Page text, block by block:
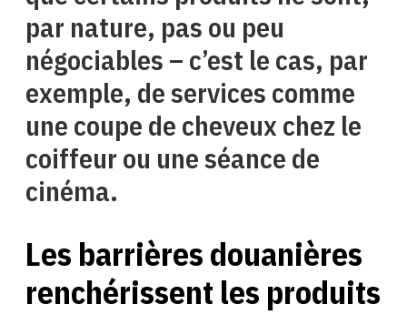
par nature, pas ou peu
négociables – c’est le cas, par
exemple, de services comme
une coupe de cheveux chez le
coiffeur ou une séance de
cinéma.
Les barrières douanières
renchérissent les produits